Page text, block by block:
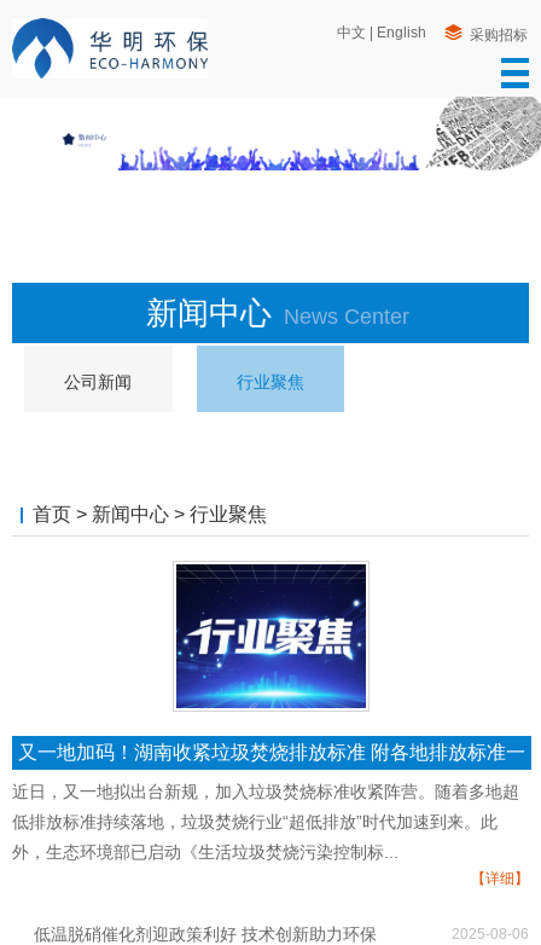
中文 English 采购招标
新闻中心 News Center
公司新闻 行业聚焦
首页 > 新闻中心 > 行业聚焦
又一地加码！湖南收紧垃圾焚烧排放标准 附各地排放标准一
览
近日，又一地拟出台新规，加入垃圾焚烧标准收紧阵营。随着多地超
低排放标准持续落地，垃圾焚烧行业“超低排放”时代加速到来。此
外，生态环境部已启动《生活垃圾焚烧污染控制标...
【详细】
低温脱硝催化剂迎政策利好 技术创新助力环保 2025-08-06